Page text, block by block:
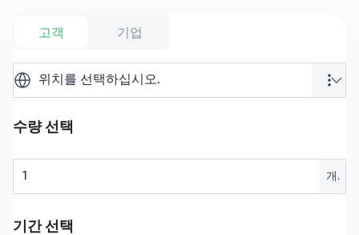
고객 기업
위치를 선택하십시오.
수량 선택
개.
기간 선택